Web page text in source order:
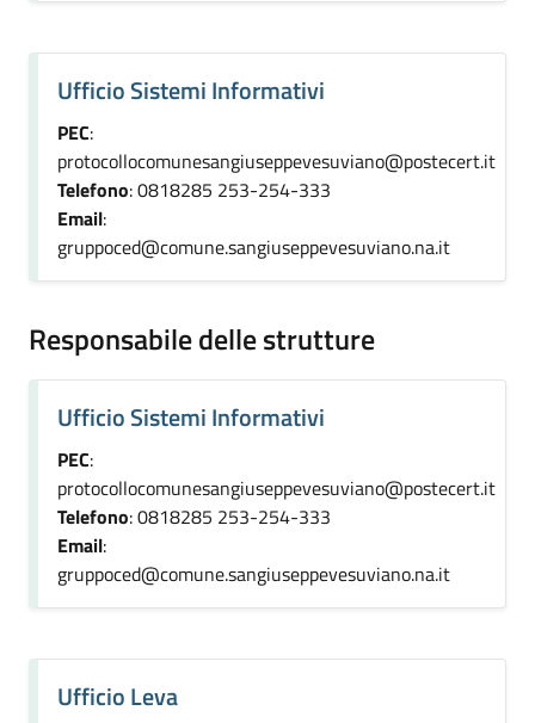
Ufficio Sistemi Informativi
PEC:
protocollocomunesangiuseppevesuviano@postecert.it
Telefono: 0818285 253-254-333
Email:
gruppoced@comune.sangiuseppevesuviano.na.it
Responsabile delle strutture
Ufficio Sistemi Informativi
PEC:
protocollocomunesangiuseppevesuviano@postecert.it
Telefono: 0818285 253-254-333
Email:
gruppoced@comune.sangiuseppevesuviano.na.it
Ufficio Leva